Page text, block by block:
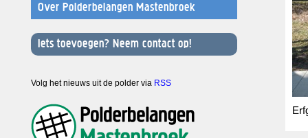
Over Polderbelangen Mastenbroek
Iets toevoegen? Neem contact op!
Volg het nieuws uit de polder via RSS